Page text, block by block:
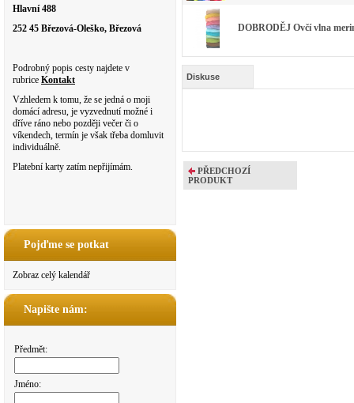
Hlavní 488
252 45 Březová-Oleško, Březová
Podrobný popis cesty najdete v
rubrice Kontakt
Vzhledem k tomu, že se jedná o moji
domácí adresu, je vyzvednutí možné i
dříve ráno nebo později večer či o
víkendech, termín je však třeba domluvit
individuálně.
Platební karty zatím nepřijímám.
Pojďme se potkat
Zobraz celý kalendář
Napište nám:
Předmět:
Jméno:
DOBRODĚJ Ovčí vlna
Diskuse
PŘEDCHOZÍ
PRODUKT